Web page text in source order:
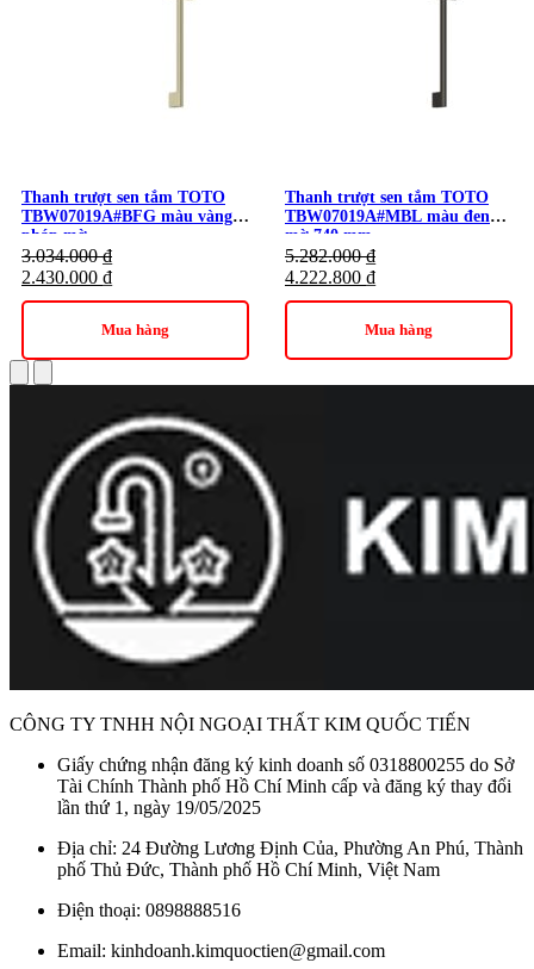
Thanh trượt sen tắm TOTO
TBW07019A#BFG màu vàng
pháp mờ
3.034.000₫
2.430.000 ₫
Mua hàng
Thanh trượt sen tắm TOTO
TBW07019A#MBL màu đen
mờ 740 mm
5.282.000₫
4.222.800 ₫
Mua hàng
CÔNG TY TNHH NỘI NGOẠI THẤT KIM QUỐC TIẾN
Giấy chứng nhận đăng ký kinh doanh số 0318800255 do Sở
Tài Chính Thành phố Hồ Chí Minh cấp và đăng ký thay đổi
lần thứ 1, ngày 19/05/2025
Địa chỉ: 24 Đường Lương Định Của, Phường An Phú, Thành
phố Thủ Đức, Thành phố Hồ Chí Minh, Việt Nam
Điện thoại: 0898888516
Email: kinhdoanh.kimquoctien@gmail.com